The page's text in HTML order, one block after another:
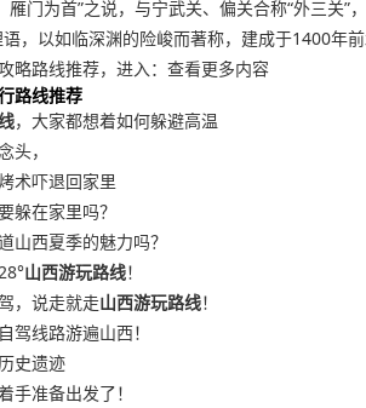
雁门为首”之说，与宁武关、偏关合称“外三
，以如临深渊的险峻而著称，建成于1400年
略路线推荐，进入：查看更多内容
路线推荐
，大家都想着如何躲避高温
头，
术吓退回家里
躲在家里吗？
山西夏季的魅力吗？
山西游玩路线！
，说走就走山西游玩路线！
驾线路游遍山西！
史遗迹
手准备出发了！